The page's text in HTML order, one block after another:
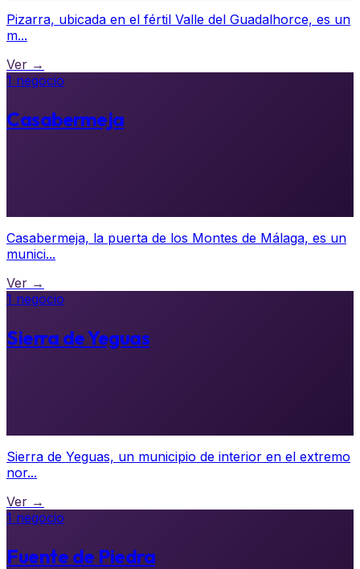
Pizarra, ubicada en el fértil Valle del Guadalhorce, es un
m...
Ver →
1 negocio
Casabermeja
Casabermeja, la puerta de los Montes de Málaga, es un
munici...
Ver →
1 negocio
Sierra de Yeguas
Sierra de Yeguas, un municipio de interior en el extremo
nor...
Ver →
1 negocio
Fuente de Piedra